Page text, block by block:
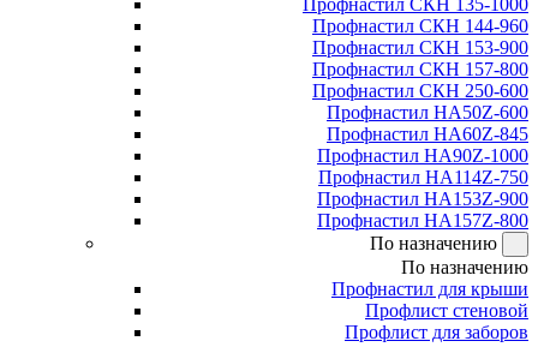
Профнастил СКН 135-1000
Профнастил СКН 144-960
Профнастил СКН 153-900
Профнастил СКН 157-800
Профнастил СКН 250-600
Профнастил НА50Z-600
Профнастил НА60Z-845
Профнастил НА90Z-1000
Профнастил НА114Z-750
Профнастил НА153Z-900
Профнастил НА157Z-800
По назначению
По назначению
Профнастил для крыши
Профлист стеновой
Профлист для заборов